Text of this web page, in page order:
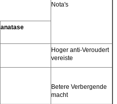
Nota's
anatase
Hoger anti-Veroudert
vereiste
Betere Verbergende
macht